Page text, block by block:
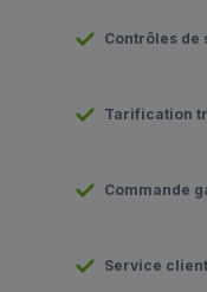
Contrôles de
Tarification
Commande
Service